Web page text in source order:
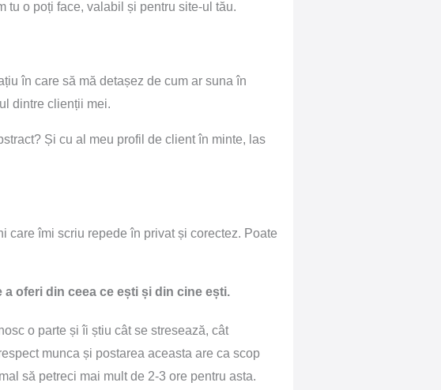
tu o poți face, valabil și pentru site-ul tău.
în care să mă detașez de cum ar suna în
dintre clienții mei.
Și cu al meu profil de client în minte, las
care îmi scriu repede în privat și corectez. Poate
oferi din ceea ce ești și din cine ești.
o parte și îi știu cât se stresează, cât
munca și postarea aceasta are ca scop
să petreci mai mult de 2-3 ore pentru asta.